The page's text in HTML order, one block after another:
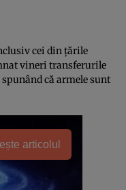
cei din țările
vineri transferurile
spunând că armele sunt
articolul